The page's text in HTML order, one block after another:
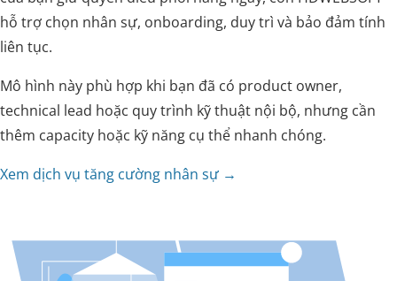
hỗ trợ chọn nhân sự, onboarding, duy trì và bảo đảm tính
liên tục.
Mô hình này phù hợp khi bạn đã có product owner,
technical lead hoặc quy trình kỹ thuật nội bộ, nhưng cần
thêm capacity hoặc kỹ năng cụ thể nhanh chóng.
Xem dịch vụ tăng cường nhân sự →